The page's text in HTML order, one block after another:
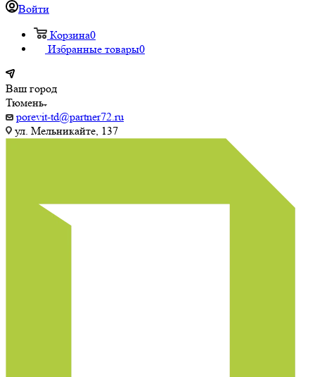
Войти
Корзина0
Избранные товары0
Ваш город
Тюмень
porevit-td@partner72.ru
ул. Мельникайте, 137